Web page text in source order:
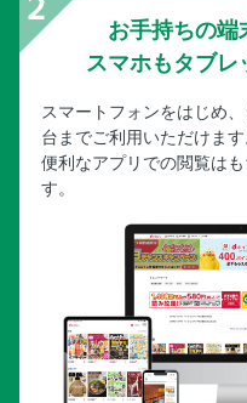
お手持ちの端
スマホもタブ
スマートフォンをはじめ
台までご利用いただけます
便利なアプリでの閲覧は
す。